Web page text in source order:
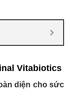
Vitabiotics
diện cho sức